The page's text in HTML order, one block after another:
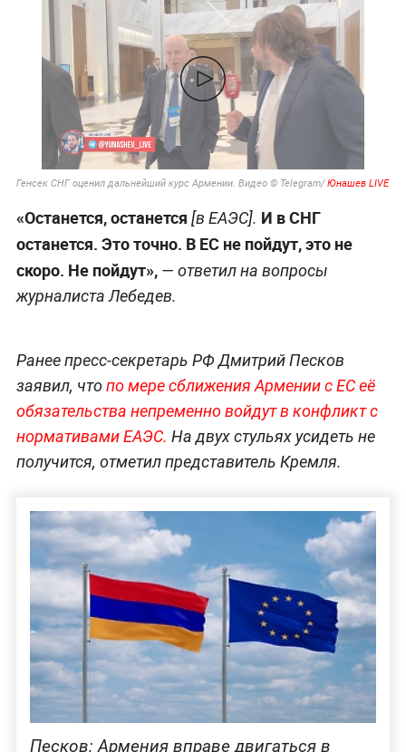
Генсек СНГ оценил дальнейший курс Армении. Видео © Telegram/Юнашев LIVE
«Останется, останется [в ЕАЭС]. И в СНГ
останется. Это точно. В ЕС не пойдут, это не
скоро. Не пойдут», — ответил на вопросы
журналиста Лебедев.
Ранее пресс-секретарь РФ Дмитрий Песков
заявил, чтопо мере сближения Армении с ЕС её
обязательства непременно войдут в конфликт с
нормативами ЕАЭС. На двух стульях усидеть не
получится, отметил представитель Кремля.
Песков: Армения вправе двигаться в